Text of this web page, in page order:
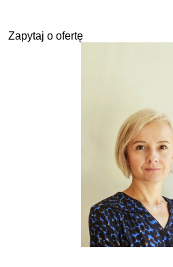
Zapytaj o ofertę